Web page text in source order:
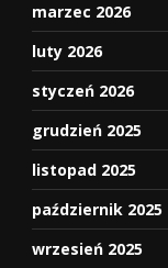
marzec 2026
luty 2026
styczeń 2026
grudzień 2025
listopad 2025
październik 2025
wrzesień 2025